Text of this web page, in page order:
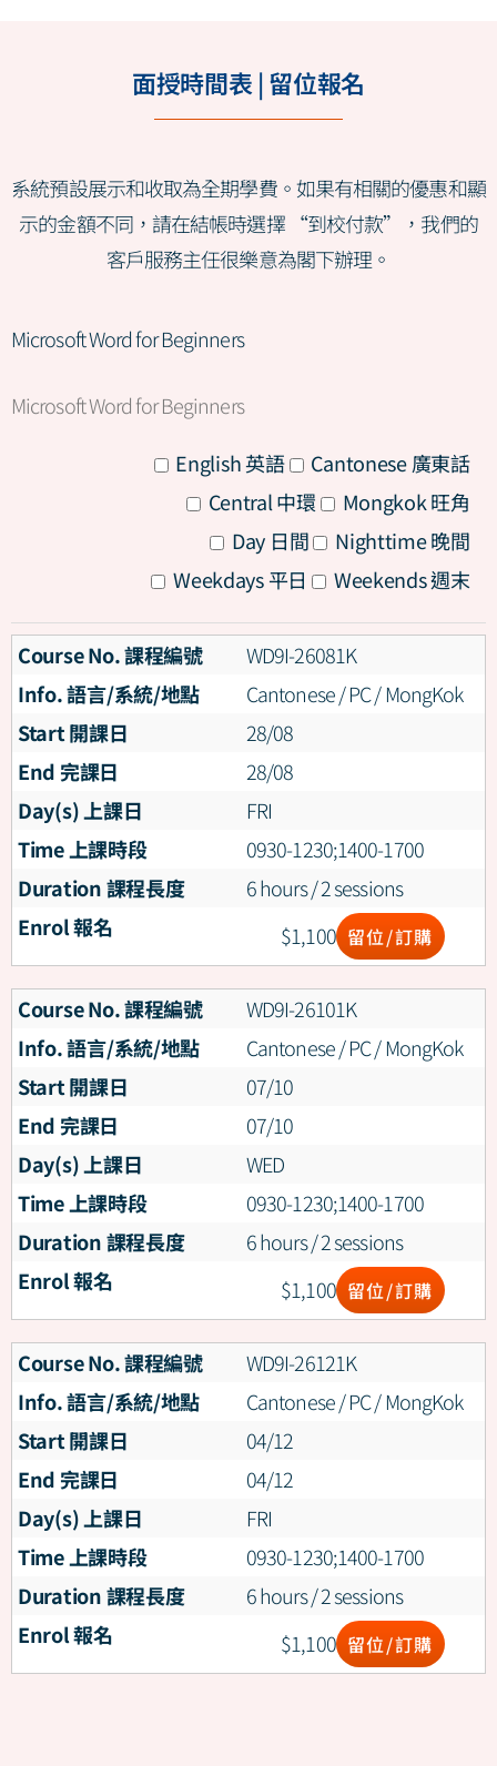
面授時間表 | 留位報名
系統預設展示和收取為全期學費。如果有相關的優惠和顯
示的金額不同，請在結帳時選擇 “到校付款”，我們的
客戶服務主任很樂意為閣下辦理。
Microsoft Word for Beginners
Microsoft Word for Beginners
All English 英語
Cantonese 廣東話
All Central 中環
Mongkok 旺角
All Day 日間
Nighttime 晚間
All Weekdays 平日 Weekends 週末
Course No. 課程編號
WD9I-26081K
Info. 語言/系統/地點
Cantonese / PC / MongKok
Start 開課日
28/08
End 完課日
28/08
Day(s) 上課日
FRI
Time 上課時段
0930-1230;1400-1700
Duration 課程長度
6 hours / 2 sessions
Enrol 報名
$1,100 留位/訂購
Course No. 課程編號
WD9I-26101K
Info. 語言/系統/地點
Cantonese / PC / MongKok
Start 開課日
07/10
End 完課日
07/10
Day(s) 上課日
WED
Time 上課時段
0930-1230;1400-1700
Duration 課程長度
6 hours / 2 sessions
Enrol 報名
$1,100 留位/訂購
Course No. 課程編號
WD9I-26121K
Info. 語言/系統/地點
Cantonese / PC / MongKok
Start 開課日
04/12
End 完課日
04/12
Day(s) 上課日
FRI
Time 上課時段
0930-1230;1400-1700
Duration 課程長度
6 hours / 2 sessions
Enrol 報名
$1,100 留位/訂購